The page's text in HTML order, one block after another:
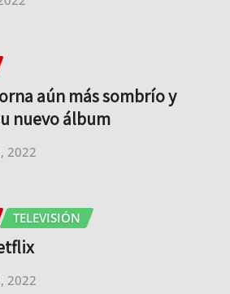
aún más sombrío y
nuevo álbum
2022
TELEVISIÓN
2022